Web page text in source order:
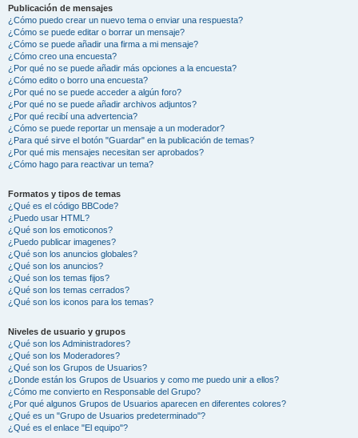
Publicación de mensajes
¿Cómo puedo crear un nuevo tema o enviar una respuesta?
¿Cómo se puede editar o borrar un mensaje?
¿Cómo se puede añadir una firma a mi mensaje?
¿Cómo creo una encuesta?
¿Por qué no se puede añadir más opciones a la encuesta?
¿Cómo edito o borro una encuesta?
¿Por qué no se puede acceder a algún foro?
¿Por qué no se puede añadir archivos adjuntos?
¿Por qué recibí una advertencia?
¿Cómo se puede reportar un mensaje a un moderador?
¿Para qué sirve el botón "Guardar" en la publicación de temas?
¿Por qué mis mensajes necesitan ser aprobados?
¿Cómo hago para reactivar un tema?
Formatos y tipos de temas
¿Qué es el código BBCode?
¿Puedo usar HTML?
¿Qué son los emoticonos?
¿Puedo publicar imagenes?
¿Qué son los anuncios globales?
¿Qué son los anuncios?
¿Qué son los temas fijos?
¿Qué son los temas cerrados?
¿Qué son los iconos para los temas?
Niveles de usuario y grupos
¿Qué son los Administradores?
¿Qué son los Moderadores?
¿Qué son los Grupos de Usuarios?
¿Donde están los Grupos de Usuarios y como me puedo unir a ellos?
¿Cómo me convierto en Responsable del Grupo?
¿Por qué algunos Grupos de Usuarios aparecen en diferentes colores?
¿Qué es un "Grupo de Usuarios predeterminado"?
¿Qué es el enlace "El equipo"?